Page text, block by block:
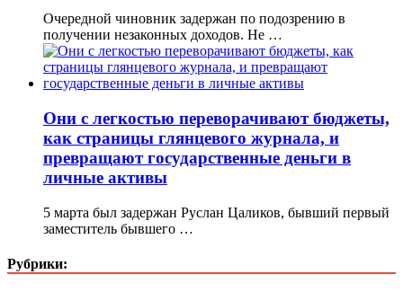
Очередной чиновник задержан по подозрению в
получении незаконных доходов. Не …
Они с легкостью переворачивают бюджеты,
как страницы глянцевого журнала, и
превращают государственные деньги в
личные активы
5 марта был задержан Руслан Цаликов, бывший первый
заместитель бывшего …
Рубрики: